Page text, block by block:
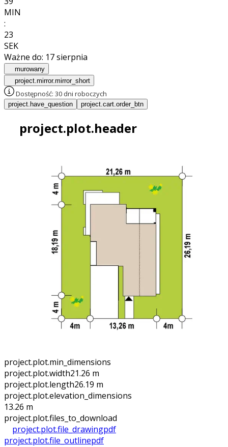
MIN
:
21
SEK
Ważne do: 17 sierpnia
murowany
project.mirror.mirror_short
Dostępność: 30 dni roboczych
project.have_question project.cart.order_btn
project.plot.header
project.plot.min_dimensions
project.plot.width21.26 m
project.plot.length26.19 m
project.plot.elevation_dimensions
13.26 m
project.plot.files_to_download
project.plot.file_drawingpdf
project.plot.file_outlinepdf